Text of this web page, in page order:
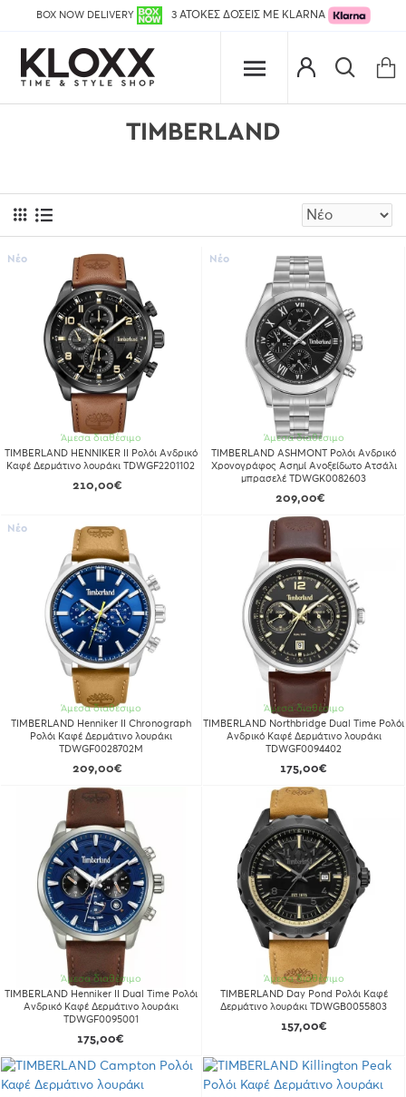
BOX NOW DELIVERY 3 ΑΤΟΚΕΣ ΔΟΣΕΙΣ ΜΕ KLARNA
TIMBERLAND
Νέο
Άμεσα διαθέσιμο
TIMBERLAND HENNIKER II Ρολόι Ανδρικό
Καφέ Δερμάτινο λουράκι TDWGF2201102
210,00€
Νέο
Άμεσα διαθέσιμο
TIMBERLAND ASHMONT Ρολόι Ανδρικό
Χρονογράφος Ασημί Ανοξείδωτο Ατσάλι
μπρασελέ TDWGK0082603
209,00€
Νέο
Άμεσα διαθέσιμο
TIMBERLAND Henniker II Chronograph
Ρολόι Καφέ Δερμάτινο λουράκι
TDWGF0028702M
209,00€
Άμεσα διαθέσιμο
TIMBERLAND Northbridge Dual Time Ρολόι
Ανδρικό Καφέ Δερμάτινο λουράκι
TDWGF0094402
175,00€
Άμεσα διαθέσιμο
TIMBERLAND Henniker II Dual Time Ρολόι
Ανδρικό Καφέ Δερμάτινο λουράκι
TDWGF0095001
175,00€
Άμεσα διαθέσιμο
TIMBERLAND Day Pond Ρολόι Καφέ
Δερμάτινο λουράκι TDWGB0055803
157,00€